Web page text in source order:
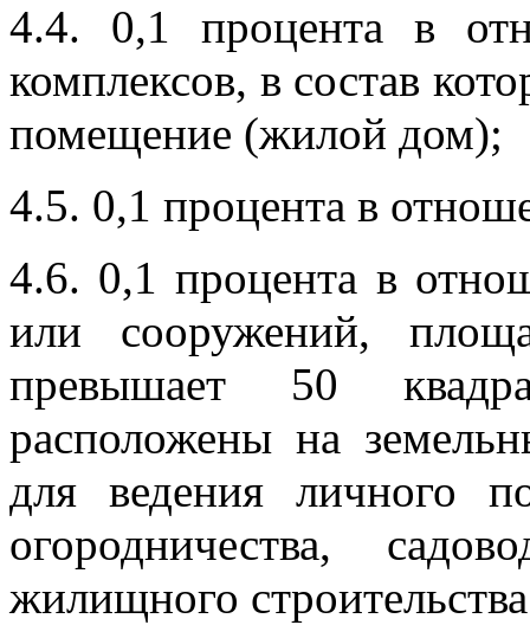
4.4. 0,1 процента в
комплексов, в состав
помещение (жилой дом);
4.5. 0,1 процента в
4.6. 0,1процента в
или сооружений,
превышает 50
расположены на
для ведения личного
огородничества,
жилищного